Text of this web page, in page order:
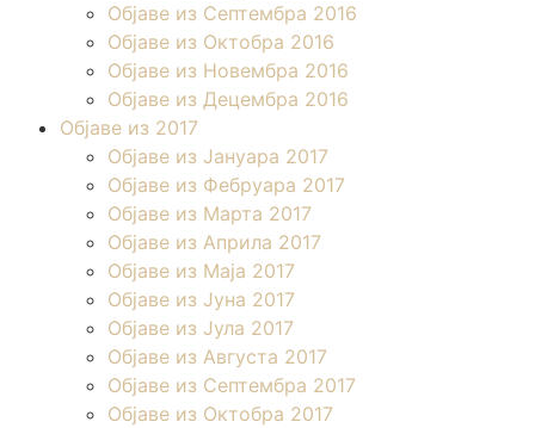
Објаве из Септембра 2016
Објаве из Октобра 2016
Објаве из Новембра 2016
Објаве из Децембра 2016
Објаве из 2017
Објаве из Јануара 2017
Објаве из Фебруара 2017
Објаве из Марта 2017
Објаве из Априла 2017
Објаве из Маја 2017
Објаве из Јуна 2017
Објаве из Јула 2017
Објаве из Августа 2017
Објаве из Септембра 2017
Објаве из Октобра 2017